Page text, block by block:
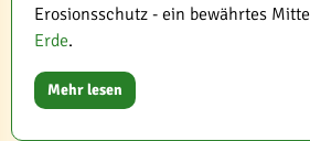
Erosionsschutz - ein bewährtes
Erde.
Mehr lesen